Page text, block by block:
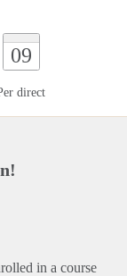
09
direct
in a course